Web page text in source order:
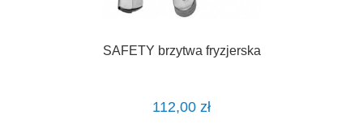
SAFETY brzytwa fryzjerska
112,00 zł